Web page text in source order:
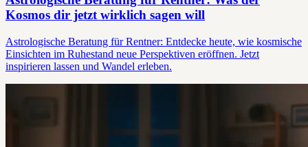
Kosmos dir jetzt wirklich sagen will
Astrologische Beratung für Rentner: Entdecke heute, wie kosmische
Einsichten im Ruhestand neue Perspektiven eröffnen. Jetzt
inspirieren lassen und Wandel erleben.